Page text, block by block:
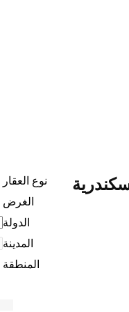
نوع العقار
الغرض
الدولة
المدينة
المنطقة